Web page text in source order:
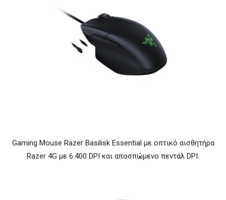
Gaming Mouse Razer Basilisk Essential με οπτικό αισθητήρα
Razer 4G με 6.400 DPI και αποσπώμενο πεντάλ DPI.